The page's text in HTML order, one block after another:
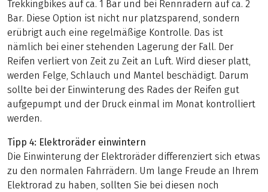
Trekkingbikes auf ca. 1 Bar und bei Rennrädern auf ca. 2
Bar. Diese Option ist nicht nur platzsparend, sondern
erübrigt auch eine regelmäßige Kontrolle. Das ist
nämlich bei einer stehenden Lagerung der Fall. Der
Reifen verliert von Zeit zu Zeit an Luft. Wird dieser platt,
werden Felge, Schlauch und Mantel beschädigt. Darum
sollte bei der Einwinterung des Rades der Reifen gut
aufgepumpt und der Druck einmal im Monat kontrolliert
werden.
Tipp 4: Elektroräder einwintern
Die Einwinterung der Elektroräder differenziert sich etwas
zu den normalen Fahrrädern. Um lange Freude an Ihrem
Elektrorad zu haben, sollten Sie bei diesen noch